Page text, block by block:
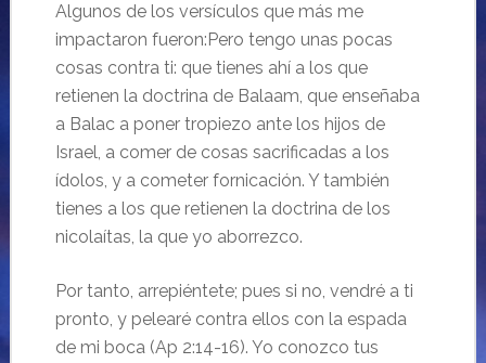
Algunos de los versículos que más me
impactaron fueron:Pero tengo unas pocas
cosas contra ti: que tienes ahí a los que
retienen la doctrina de Balaam, que enseñaba
a Balac a poner tropiezo ante los hijos de
Israel, a comer de cosas sacrificadas a los
ídolos, y a cometer fornicación. Y también
tienes a los que retienen la doctrina de los
nicolaítas, la que yo aborrezco.
Por tanto, arrepiéntete; pues si no, vendré a ti
pronto, y pelearé contra ellos con la espada
de mi boca (Ap 2:14-16). Yo conozco tus